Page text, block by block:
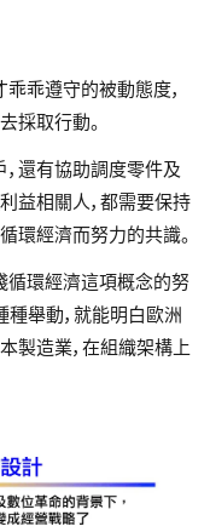
乖遵守的被動態度，
採取行動。
還有協助調度零件及
益相關人，都需要保持
環經濟而努力的共識。
環經濟這項概念的努
種舉動，就能明白歐洲
製造業，在組織架構上